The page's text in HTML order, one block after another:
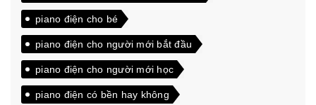
piano điện cho bé
piano điện cho người mới bắt đầu
piano điện cho người mới học
piano điện có bền hay không